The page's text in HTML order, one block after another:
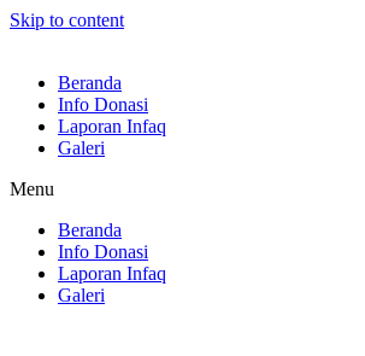
Skip to content
Beranda
Info Donasi
Laporan Infaq
Galeri
Menu
Beranda
Info Donasi
Laporan Infaq
Galeri